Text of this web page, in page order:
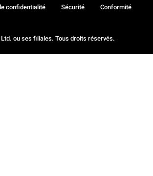
ou ses filiales. Tous droits réservés.
confidentialité Sécurité Conformité